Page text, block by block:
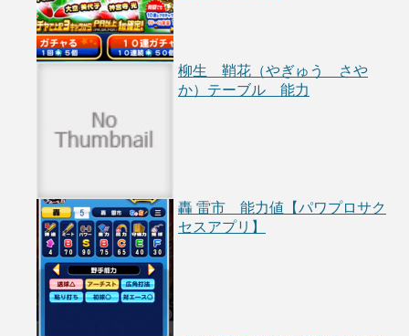
柳生 鞘花（やぎゅう さや
か）テーブル 能力
轟 雷市 能力値【パワプロサク
セスアプリ】